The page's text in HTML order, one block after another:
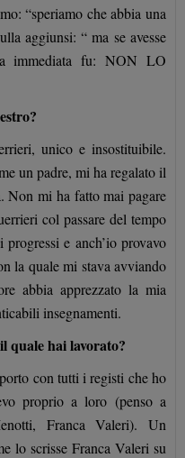
“speriamo che abbia una
aggiunsi: “ ma se avesse
immediata fu: NON LO
unico e insostituibile.
un padre, mi ha regalato il
Non mi ha fatto mai pagare
col passare del tempo
e anch’io provavo
la quale mi stava avviando
abbia apprezzato la mia
insegnamenti.
quale hai lavorato?
con tutti i registi che ho
proprio a loro (penso a
Franca Valeri). Un
lo scrisse Franca Valeri su